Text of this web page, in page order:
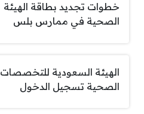
خطوات تجديد بطاقة الهيئة
الصحية في ممارس بلس
الهيئة السعودية للتخصصات
الصحية تسجيل الدخول